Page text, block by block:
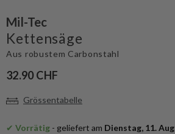
Mil-Tec
Kettensäge
Aus robustem Carbonstahl
32.90 CHF
Grössentabelle
✔ Vorrätig - geliefert am Dienstag, 11. Aug